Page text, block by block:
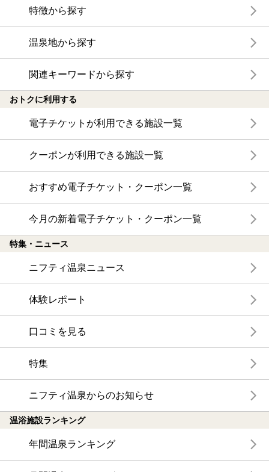
特徴から探す
温泉地から探す
関連キーワードから探す
おトクに利用する
電子チケットが利用できる施設一覧
クーポンが利用できる施設一覧
おすすめ電子チケット・クーポン一覧
今月の新着電子チケット・クーポン一覧
特集・ニュース
ニフティ温泉ニュース
体験レポート
口コミを見る
特集
ニフティ温泉からのお知らせ
温浴施設ランキング
年間温泉ランキング